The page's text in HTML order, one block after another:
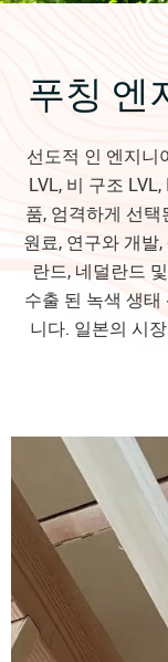
푸칭 엔
선도적 인 엔지니
LVL, 비 구조
품, 엄격하게 선
원료, 연구와 개발
란드, 네덜란드
수출 된 녹색 생
니다. 일본의 시